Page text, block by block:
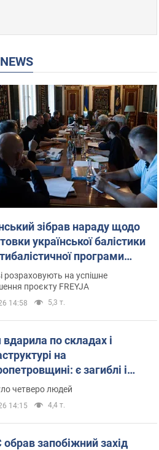
NEWS
зібрав нараду щодо
української балістики
які рішення готуються
розраховують на успішне
проєкту FREYJA
14:58 5,3 т.
вдарила по складах і
на
є загиблі і
Фото
четверо людей
14:15 4,4 т.
захід